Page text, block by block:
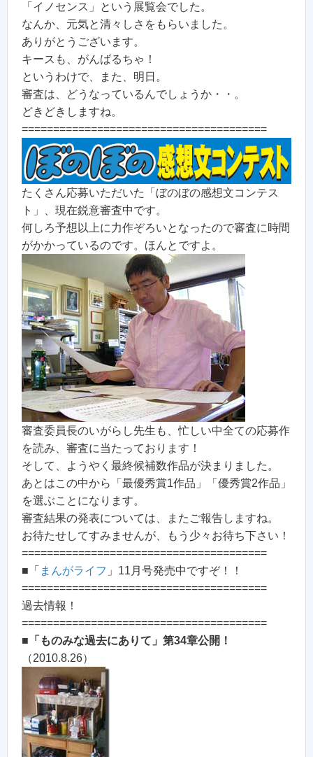
「イノセンス」という展覧会でした。
なんか、元気と清々しさをもらいました。
ありがとうございます。
キースも、がんばるちゃ！
というわけで、また、明日。
審査は、どうなっているんでしょうか・・。
どきどきしますね。
=======================================
たくさん応募いただいた「ぼのぼの感想文コンテス
ト」、現在鋭意審査中です。
何しろ予想以上に力作ぞろいとなったので審査に時間
がかかっているのです。ほんとですよ。
審査委員長のいがらし先生も、忙しい中全ての応募作
を読み、審査に当たっております！
そして、ようやく最終候補数作品が決まりました。
あとはこの中から「最優秀賞1作品」「優秀賞2作品」
を選ぶことになります。
審査結果の発表については、またご報告しますね。
お待たせしてすみませんが、もう少々お待ち下さい！
=======================================
■「 まんがライフ 」11月号発売中ですぞ！！
=======================================
過去情報！
=======================================
■ 「ものみな過去にありて」第34章公開！
（2010.8.26）